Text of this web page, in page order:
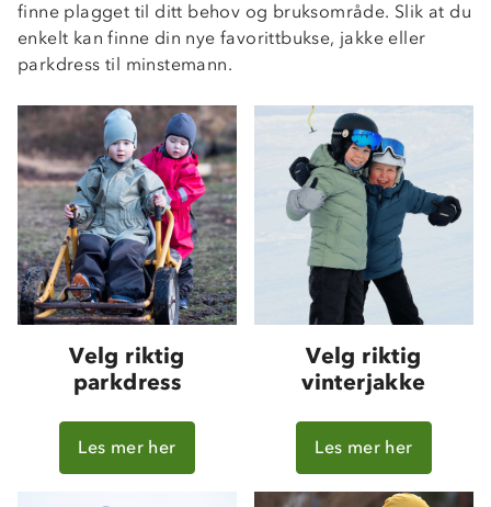
finne plagget til ditt behov og bruksområde. Slik at du
enkelt kan finne din nye favorittbukse, jakke eller
parkdress til minstemann.
Velg riktig
parkdress
Les mer her
Velg riktig
vinterjakke
Les mer her